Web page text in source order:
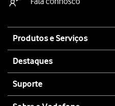
map
Produtos e Serviços
Destaques
Suporte